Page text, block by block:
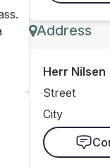
Address
Herr Nilsen
Street
City